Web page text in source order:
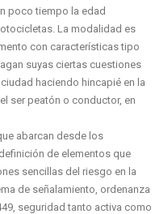
poco tiempo la edad
La modalidad es
con características tipo
suyas ciertas cuestiones
haciendo hincapié en la
ser peatón o conductor, en
abarcan desde los
de elementos que
sencillas del riesgo en la
de señalamiento, ordenanza
seguridad tanto activa como